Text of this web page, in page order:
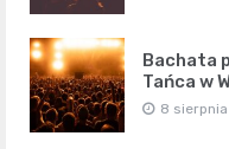
Bachata
Tańca w
8